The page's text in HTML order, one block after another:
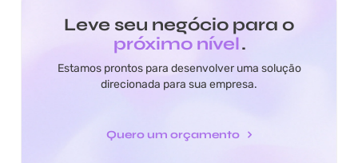
Leve seu negócio para o
próximo nível.
Estamos prontos para desenvolver uma solução
direcionada para sua empresa.
Quero um orçamento